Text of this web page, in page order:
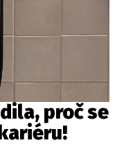
proč se